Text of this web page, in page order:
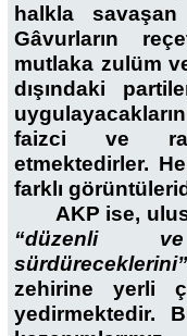
halkla
Gâvurların
mutlaka zulüm
dışındaki
faizci ve
etmektedirler.
farklı
AKP ise,
“düzenli
zehirine yerli
yedirmektedir.